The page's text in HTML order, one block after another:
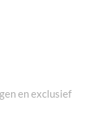
en exclusief